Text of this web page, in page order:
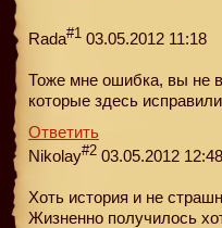
Rada#1 03.05.2012 11:18
Тоже мне ошибка, вы не
которые здесь
Ответить
Nikolay#2 03.05.2012 12:48
Хоть история и не
Жизненно получилось